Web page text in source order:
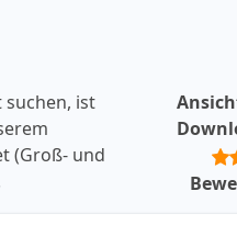
suchen, ist
(Groß- und